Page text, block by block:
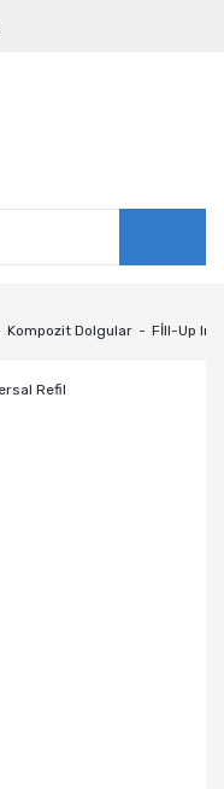
Kompozit Dolgular Fİll-Up